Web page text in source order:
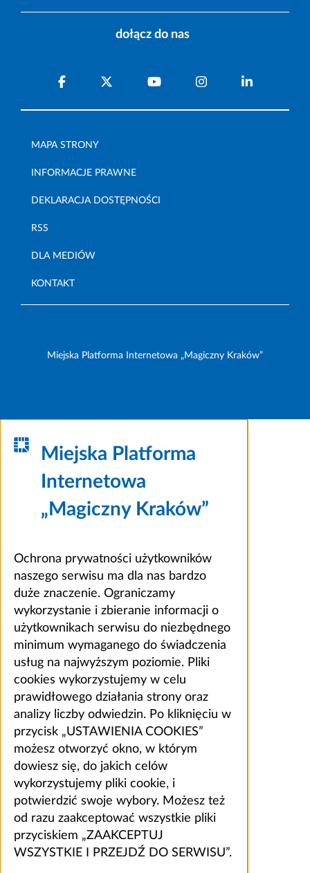
dołącz do nas
MAPA STRONY
INFORMACJE PRAWNE
DEKLARACJA DOSTĘPNOŚCI
RSS
DLA MEDIÓW
KONTAKT
Miejska Platforma Internetowa „Magiczny Kraków”
Miejska Platforma
Internetowa
„Magiczny Kraków”
Ochrona prywatności użytkowników
naszego serwisu ma dla nas bardzo
duże znaczenie. Ograniczamy
wykorzystanie i zbieranie informacji o
użytkownikach serwisu do niezbędnego
minimum wymaganego do świadczenia
usług na najwyższym poziomie. Pliki
cookies wykorzystujemy w celu
prawidłowego działania strony oraz
analizy liczby odwiedzin. Po kliknięciu w
przycisk „USTAWIENIA COOKIES”
możesz otworzyć okno, w którym
dowiesz się, do jakich celów
wykorzystujemy pliki cookie, i
potwierdzić swoje wybory. Możesz też
od razu zaakceptować wszystkie pliki
przyciskiem „ZAAKCEPTUJ
WSZYSTKIE I PRZEJDŹ DO SERWISU”.